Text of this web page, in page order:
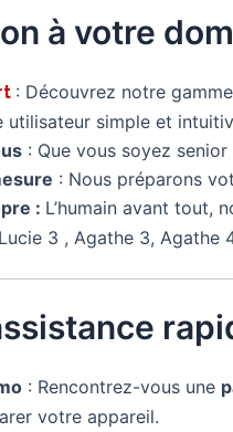
à votre
: Découvrez notre gamme
utilisateur simple et
: Que vous soyez
: Nous préparons
: L’humain avant tout,
Lucie 3 , Agathe 3, Agathe
: Rencontrez-vous une
votre appareil.